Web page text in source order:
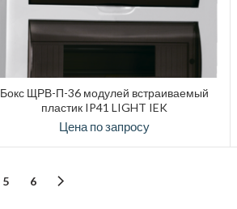
Бокс ЩРВ-П-36 модулей встраиваемый
пластик IP41 LIGHT IEK
Цена по запросу
5 6